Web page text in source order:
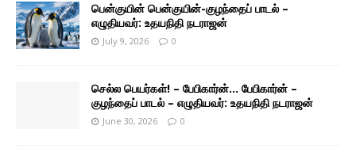
பென்குயின் பென்குயின்-குழந்தைப் பாடல் –
எழுதியவர்: உதயநிதி நடராஜன்
July 9, 2026 0
செல்ல பெயர்கள்! – பேபிகார்ன்… பேபிகார்ன் –
குழந்தைப் பாடல் – எழுதியவர்: உதயநிதி நடராஜன்
June 30, 2026 0